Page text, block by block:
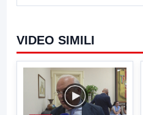
VIDEO SIMILI